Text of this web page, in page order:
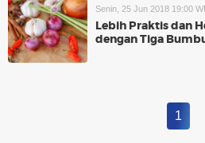
Senin, 25 Jun 2018 19:00
Lebih Praktis dan
dengan Tiga
1